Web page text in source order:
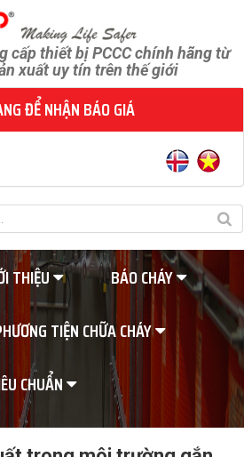
cấp thiết bị PCCC chính hãng từ
xuất uy tín trên thế giới
ĐỂ NHẬN BÁO GIÁ
THIỆU
BÁO CHÁY
TIỆN CHỮA CHÁY
CHUẨN